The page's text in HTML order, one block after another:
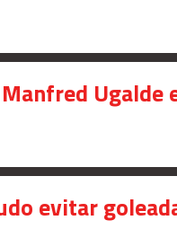
evitar